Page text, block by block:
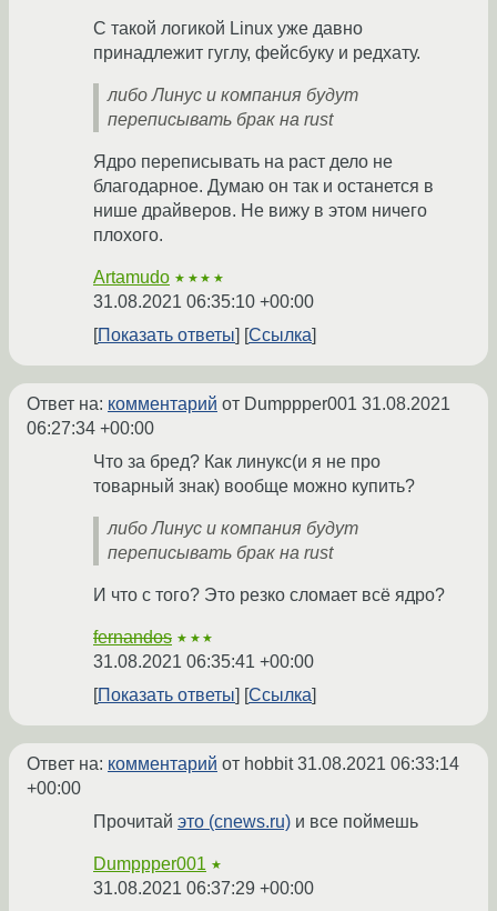
С такой логикой Linux уже давно
принадлежит гуглу, фейсбуку и редхату.
либо Линус и компания будут
переписывать брак на rust
Ядро переписывать на раст дело не
благодарное. Думаю он так и останется в
нише драйверов. Не вижу в этом ничего
плохого.
Artamudo ★★★★
31.08.2021 06:35:10 +00:00
Показать ответы
Ссылка
Ответ на: комментарий от Dumppper001 31.08.2021
06:27:34 +00:00
Что за бред? Как линукс(и я не про
товарный знак) вообще можно купить?
либо Линус и компания будут
переписывать брак на rust
И что с того? Это резко сломает всё ядро?
fernandos ★★★
31.08.2021 06:35:41 +00:00
Показать ответы
Ссылка
Ответ на: комментарий от hobbit31.08.2021 06:33:14
+00:00
Прочитай это (cnews.ru) и все поймешь
Dumppper001 ★
31.08.2021 06:37:29 +00:00